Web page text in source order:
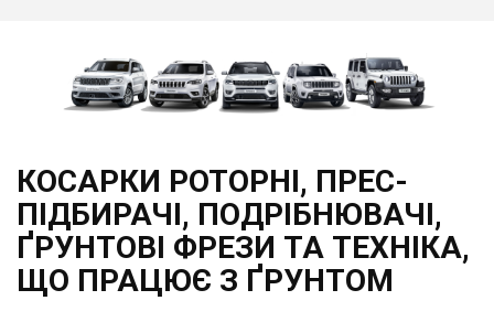
КОСАРКИ РОТОРНІ, ПРЕС-
ПІДБИРАЧІ, ПОДРІБНЮВАЧІ,
ҐРУНТОВІ ФРЕЗИ ТА ТЕХНІКА,
ЩО ПРАЦЮЄ З ҐРУНТОМ